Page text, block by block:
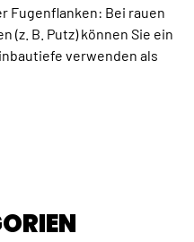
Fugenflanken: Bei rauen
(z. B. Putz) können Sie ein
verwenden als